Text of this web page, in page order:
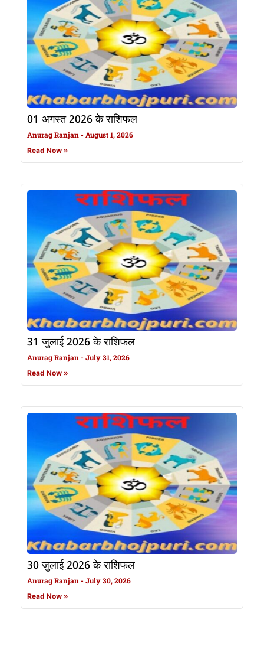
01 अगस्त 2026 के राशिफल
Anurag Ranjan August 1, 2026
Read Now »
31 जुलाई 2026 के राशिफल
Anurag Ranjan July 31, 2026
Read Now »
30 जुलाई 2026 के राशिफल
Anurag Ranjan July 30, 2026
Read Now »